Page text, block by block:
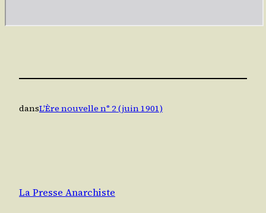
dansL'Ère nouvelle n° 2 (juin 1901)
La Presse Anarchiste